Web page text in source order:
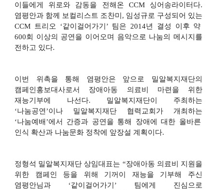
이들에게 위로와 감동을 전해온 CCM 싱어송라이터다.
염평안과 함께 보컬리스트 조찬미, 임성규로 구성되어 있는
CCM
트리오 ‘같이걸어가기’ 팀은 2014년 결성 이후 약
600회 이상의 공연을 이어오며 음악으로 나눔의 메시지를
전하고 있다.
이번 위촉을 통해 염평안은 앞으로 밀알복지재단의
캠페인홍보대사로서 장애아동 의료비 마련을 위한
재능기부에 나선다. 밀알복지재단이 주최하는
‘나눔공연 ’이나 밀알복지재단 협력교회가 개최하는
‘나눔예배 ’에서 간증과 공연을 통해 장애에 대한 올바른
인식 확산과 나눔문화 정착에 앞장설 계획이다.
정형석 밀알복지재단 상임대표는 “장애아동 의료비 지원을
위한 캠페인 등을 위해 기꺼이 재능을 기부해 주신
염평안님과 ‘같이걸어가기 ’ 팀에게 진심으로